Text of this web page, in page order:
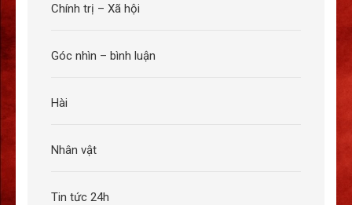
Chính trị – Xã hội
Góc nhìn – bình luận
Hài
Nhân vật
Tin tức 24h